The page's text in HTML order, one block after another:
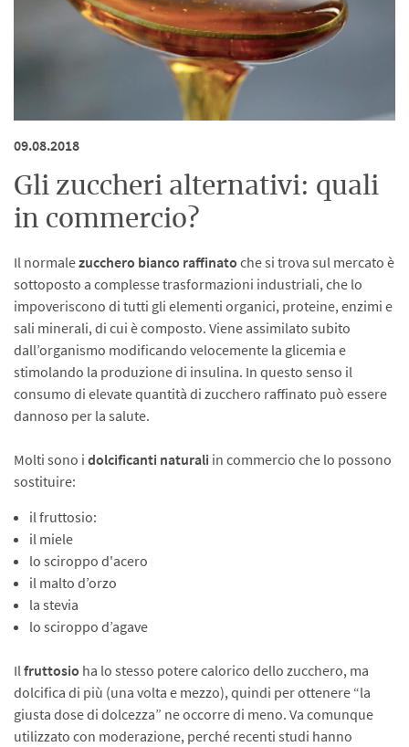
09.08.2018
Gli zuccheri alternativi: quali
in commercio?
Il normalezucchero bianco raffinato che si trova sul mercato è
sottoposto a complesse trasformazioni industriali, che lo
impoveriscono di tutti gli elementi organici, proteine, enzimi e
sali minerali, di cui è composto. Viene assimilato subito
dall’organismo modificando velocemente la glicemia e
stimolando la produzione di insulina. In questo senso il
consumo di elevate quantità di zucchero raffinato può essere
dannoso per la salute.
Molti sono i dolcificanti naturali in commercio che lo possono
sostituire:
il fruttosio:
il miele
lo sciroppo d'acero
il malto d’orzo
la stevia
lo sciroppo d’agave
Il fruttosio ha lo stesso potere calorico dello zuc­chero, ma
dolcifica di più (una volta e mezzo), quin­di per ottenere “la
giusta dose di dolcezza” ne occor­re di meno. Va comunque
utilizzato con moderazione, perché re­centi studi hanno